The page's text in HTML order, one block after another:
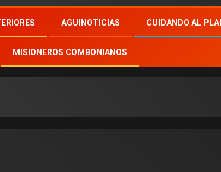
AGUINOTICIAS CUIDANDO AL
MISIONEROS COMBONIANOS